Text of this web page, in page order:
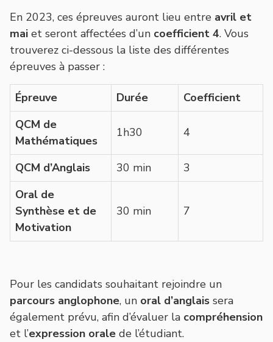
En 2023, ces épreuves auront lieu entre avril et
mai et seront affectées d’un coefficient 4. Vous
trouverez ci-dessous la liste des différentes
épreuves à passer :
Épreuve Durée
Coefficient
QCM de
Mathématiques
1h30 4
QCM d’Anglais 30 min
3
Oral de
Synthèse et de
Motivation
30 min 7
Pour les candidats souhaitant rejoindre un
parcours anglophone, un oral d’anglais sera
également prévu, afin d’évaluer la compréhension
et l’expression orale de l’étudiant.